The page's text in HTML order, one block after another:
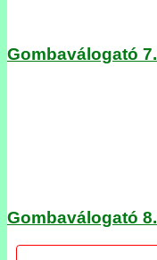
Gombaválogató 7.
Gombaválogató 8.